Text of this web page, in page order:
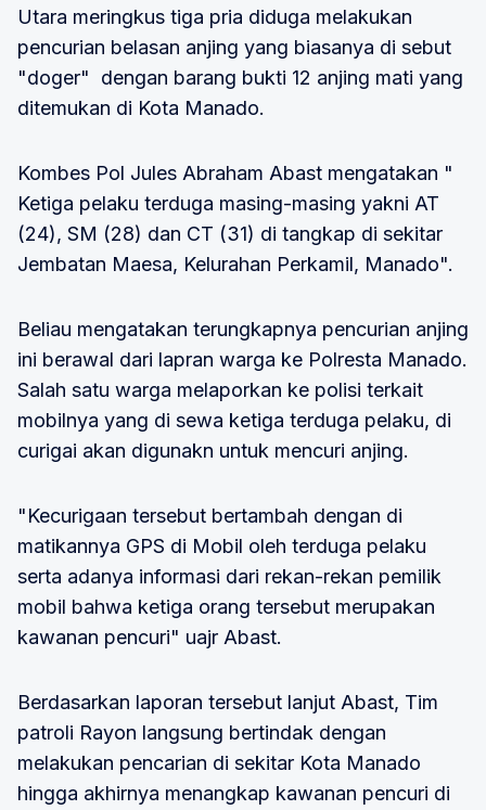
Utara meringkus tiga pria diduga melakukan
pencurian belasan anjing yang biasanya di sebut
"doger" dengan barang bukti 12 anjing mati yang
ditemukan di Kota Manado.
Kombes Pol Jules Abraham Abast mengatakan "
Ketiga pelaku terduga masing-masing yakni AT
(24), SM (28) dan CT (31) di tangkap di sekitar
Jembatan Maesa, Kelurahan Perkamil, Manado".
Beliau mengatakan terungkapnya pencurian anjing
ini berawal dari lapran warga ke Polresta Manado.
Salah satu warga melaporkan ke polisi terkait
mobilnya yang di sewa ketiga terduga pelaku, di
curigai akan digunakn untuk mencuri anjing.
"Kecurigaan tersebut bertambah dengan di
matikannya GPS di Mobil oleh terduga pelaku
serta adanya informasi dari rekan-rekan pemilik
mobil bahwa ketiga orang tersebut merupakan
kawanan pencuri" uajr Abast.
Berdasarkan laporan tersebut lanjut Abast, Tim
patroli Rayon langsung bertindak dengan
melakukan pencarian di sekitar Kota Manado
hingga akhirnya menangkap kawanan pencuri di